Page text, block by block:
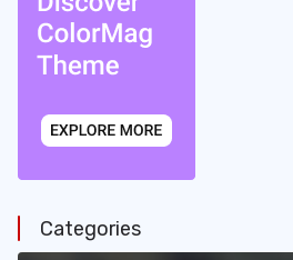
Categories